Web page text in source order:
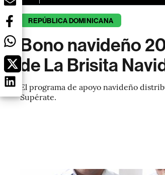
REPÚBLICA DOMINICANA
Bono navideño
de La Brisita
El programa de apoyo navideño
Supérate.